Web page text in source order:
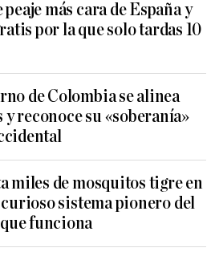
más cara de España y
por la que solo tardas 10
de Colombia se alinea
reconoce su «soberanía»
miles de mosquitos tigre en
curioso sistema pionero del
funciona